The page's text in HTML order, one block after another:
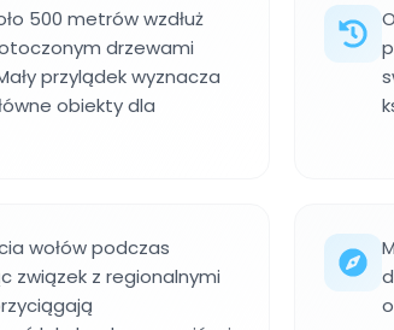
500 metrów wzdłuż
drzewami
przylądek wyznacza
obiekty dla
wołów podczas
związek z regionalnymi